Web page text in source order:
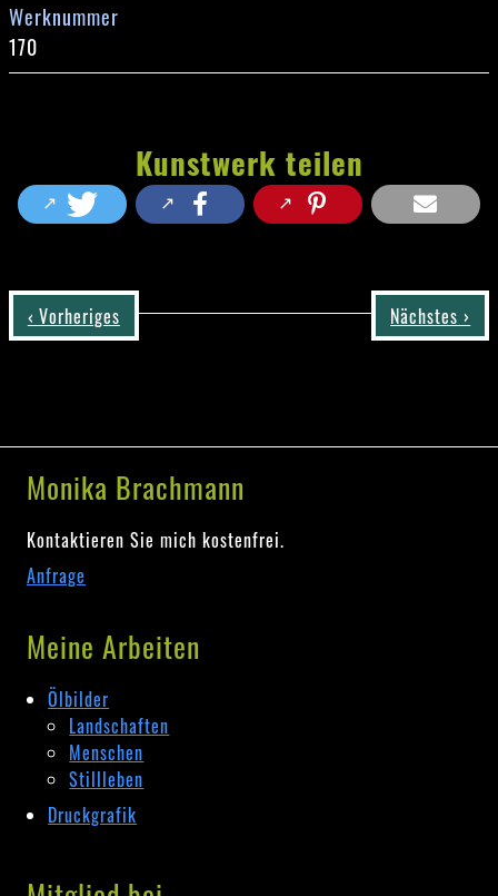
Werknummer
170
Kunstwerk teilen
‹ Vorheriges Nächstes ›
Monika Brachmann
Kontaktieren Sie mich kostenfrei.
Anfrage
Meine Arbeiten
Ölbilder
Landschaften
Menschen
Stillleben
Druckgrafik